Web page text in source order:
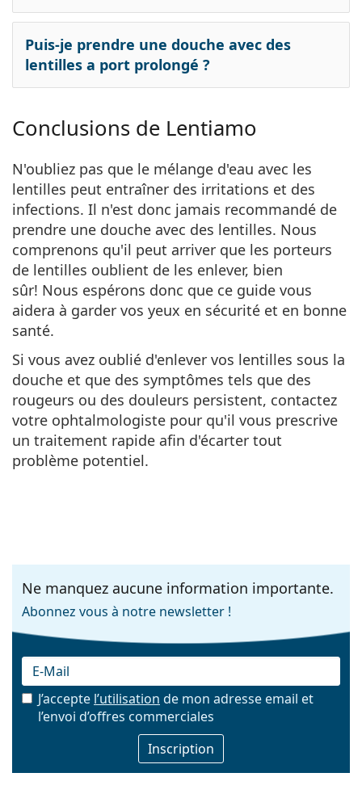
Puis-je prendre une douche avec des
lentilles a port prolongé ?
Conclusions de Lentiamo
N'oubliez pas que le mélange d'eau avec les
lentilles peut entraîner des irritations et des
infections. Il n'est donc jamais recommandé de
prendre une douche avec des lentilles. Nous
comprenons qu'il peut arriver que les porteurs
de lentilles oublient de les enlever, bien
sûr! Nous espérons donc que ce guide vous
aidera à garder vos yeux en sécurité et en bonne
santé.
Si vous avez oublié d'enlever vos lentilles sous la
douche et que des symptômes tels que des
rougeurs ou des douleurs persistent, contactez
votre ophtalmologiste pour qu'il vous prescrive
un traitement rapide afin d'écarter tout
problème potentiel.
Ne manquez aucune information importante.
Abonnez vous à notre newsletter !
E-mail
J’accepte l’utilisation de mon adresse email et
l’envoi d’offres commerciales